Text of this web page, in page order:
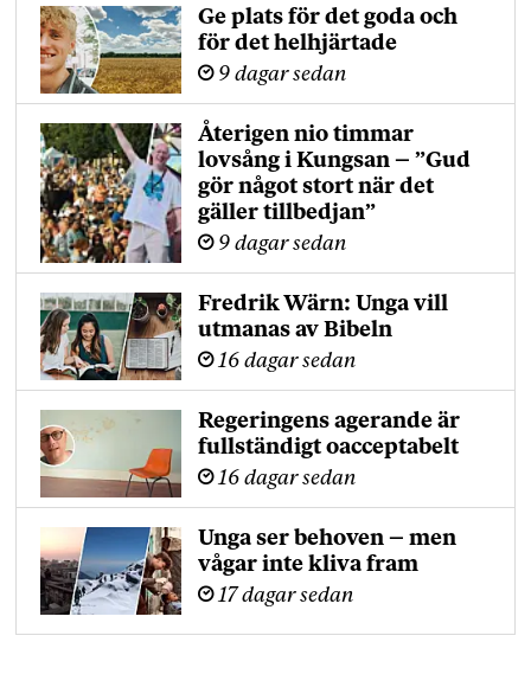
Ge plats för det goda och
för det helhjärtade
9 dagar sedan
Återigen nio timmar
lovsång i Kungsan – ”Gud
gör något stort när det
gäller tillbedjan”
9 dagar sedan
Fredrik Wärn: Unga vill
utmanas av Bibeln
16 dagar sedan
Regeringens agerande är
fullständigt oacceptabelt
16 dagar sedan
Unga ser behoven – men
vågar inte kliva fram
17 dagar sedan